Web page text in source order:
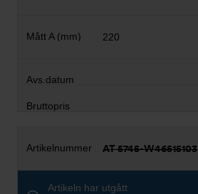
220
AT 5745-W46515103
Artikeln har utgått